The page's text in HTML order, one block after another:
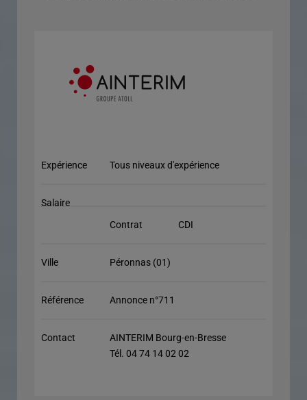
Expérience Tous niveaux d'expérience
Salaire
Contrat
CDI
Ville Péronnas (01)
Référence Annonce n°711
Contact
AINTERIM Bourg-en-Bresse
Tél. 04 74 14 02 02